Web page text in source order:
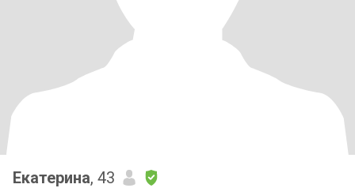
Екатерина, 43